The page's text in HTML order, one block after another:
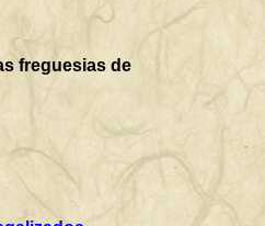
freguesias de